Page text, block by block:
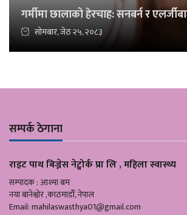
गर्मीमा छालाको हेरचाह: सनबर्न र
सोमबार, जेठ २५, २०८३
सम्पर्क ठेगाना
राइट पाथ बिज्नेस नेट्वोर्क प्रा लि , महिला स्वास्थ्य
सम्पादक : आश्मा बम
नया बानेश्वोर ,काठमाडौँ, नेपाल
Email:mahilaswasthya01@gmail.com